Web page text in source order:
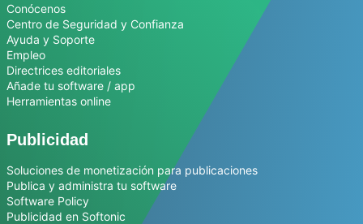
Conócenos
Centro de Seguridad y Confianza
Ayuda y Soporte
Empleo
Directrices editoriales
Añade tu software / app
Herramientas online
Publicidad
Soluciones de monetización para publicaciones
Publica y administra tu software
Software Policy
Publicidad en Softonic